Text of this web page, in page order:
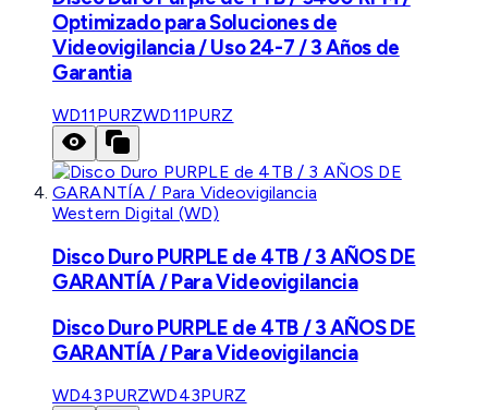
Optimizado para Soluciones de
Videovigilancia / Uso 24-7 / 3 Años de
Garantia
WD11PURZWD11PURZ
Western Digital (WD)
Disco Duro PURPLE de 4TB / 3 AÑOS DE
GARANTÍA / Para Videovigilancia
Disco Duro PURPLE de 4TB / 3 AÑOS DE
GARANTÍA / Para Videovigilancia
WD43PURZWD43PURZ